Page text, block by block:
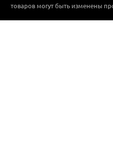
товаров могут быть изменены